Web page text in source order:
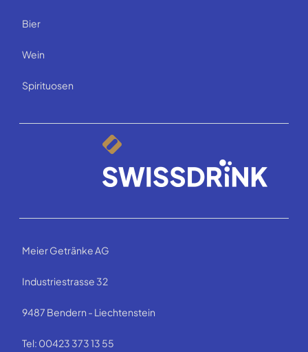
Bier
Wein
Spirituosen
Meier Getränke AG
Industriestrasse 32
9487 Bendern - Liechtenstein
Tel: 00423 373 13 55